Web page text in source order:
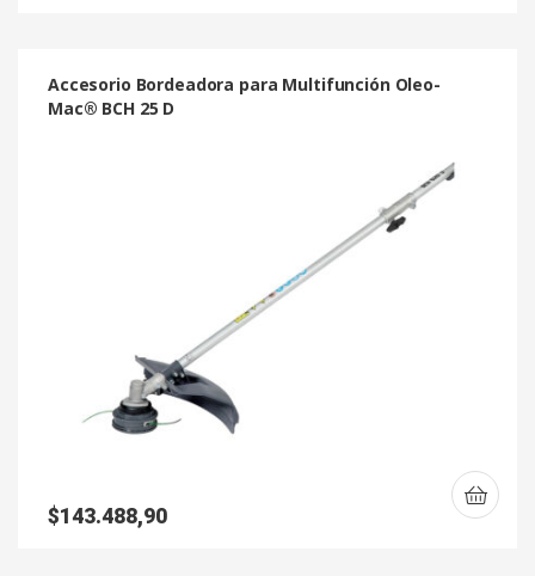
Accesorio Bordeadora para Multifunción Oleo-
Mac® BCH 25 D
$143.488,90